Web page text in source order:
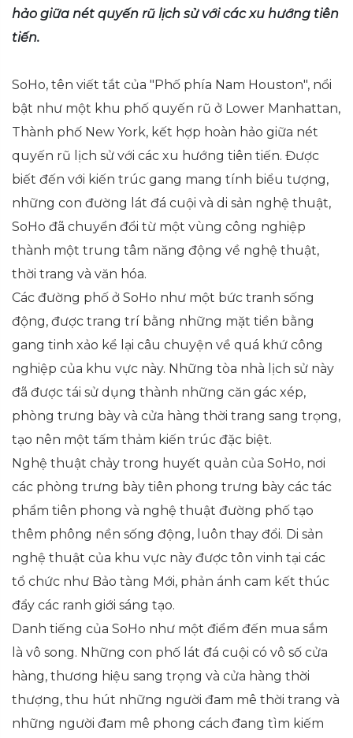
hảo giữa nét quyến rũ lịch sử với các xu hướng tiên
tiến.
SoHo, tên viết tắt của "Phố phía Nam Houston", nổi
bật như một khu phố quyến rũ ở Lower Manhattan,
Thành phố New York, kết hợp hoàn hảo giữa nét
quyến rũ lịch sử với các xu hướng tiên tiến. Được
biết đến với kiến trúc gang mang tính biểu tượng,
những con đường lát đá cuội và di sản nghệ thuật,
SoHo đã chuyển đổi từ một vùng công nghiệp
thành một trung tâm năng động về nghệ thuật,
thời trang và văn hóa.
Các đường phố ở SoHo như một bức tranh sống
động, được trang trí bằng những mặt tiền bằng
gang tinh xảo kể lại câu chuyện về quá khứ công
nghiệp của khu vực này. Những tòa nhà lịch sử này
đã được tái sử dụng thành những căn gác xép,
phòng trưng bày và cửa hàng thời trang sang trọng,
tạo nên một tấm thảm kiến trúc đặc biệt.
Nghệ thuật chảy trong huyết quản của SoHo, nơi
các phòng trưng bày tiên phong trưng bày các tác
phẩm tiên phong và nghệ thuật đường phố tạo
thêm phông nền sống động, luôn thay đổi. Di sản
nghệ thuật của khu vực này được tôn vinh tại các
tổ chức như Bảo tàng Mới, phản ánh cam kết thúc
đẩy các ranh giới sáng tạo.
Danh tiếng của SoHo như một điểm đến mua sắm
là vô song. Những con phố lát đá cuội có vô số cửa
hàng, thương hiệu sang trọng và cửa hàng thời
thượng, thu hút những người đam mê thời trang và
những người đam mê phong cách đang tìm kiếm